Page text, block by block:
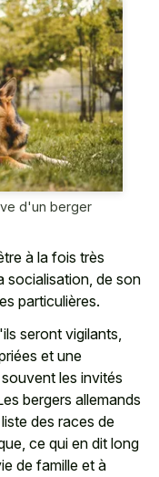
d'un berger
à la fois très
socialisation, de son
particulières.
seront vigilants,
et une
les invités
bergers allemands
des races de
ce qui en dit long
de famille et à